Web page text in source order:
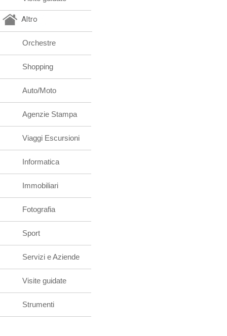
Altro
Orchestre
Shopping
Auto/Moto
Agenzie Stampa
Viaggi Escursioni
Informatica
Immobiliari
Fotografia
Sport
Servizi e Aziende
Visite guidate
Strumenti